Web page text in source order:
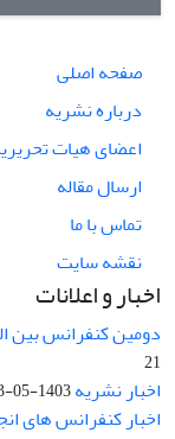
صفحه اصلی
درباره نشریه
اعضای هیات
ارسال مقاله
تماس با ما
نقشه سایت
اخبار و اعلانات
دومین کنفرانس بین
21
اخبار نشریه1403-05-03
اخبار کنفرانس های